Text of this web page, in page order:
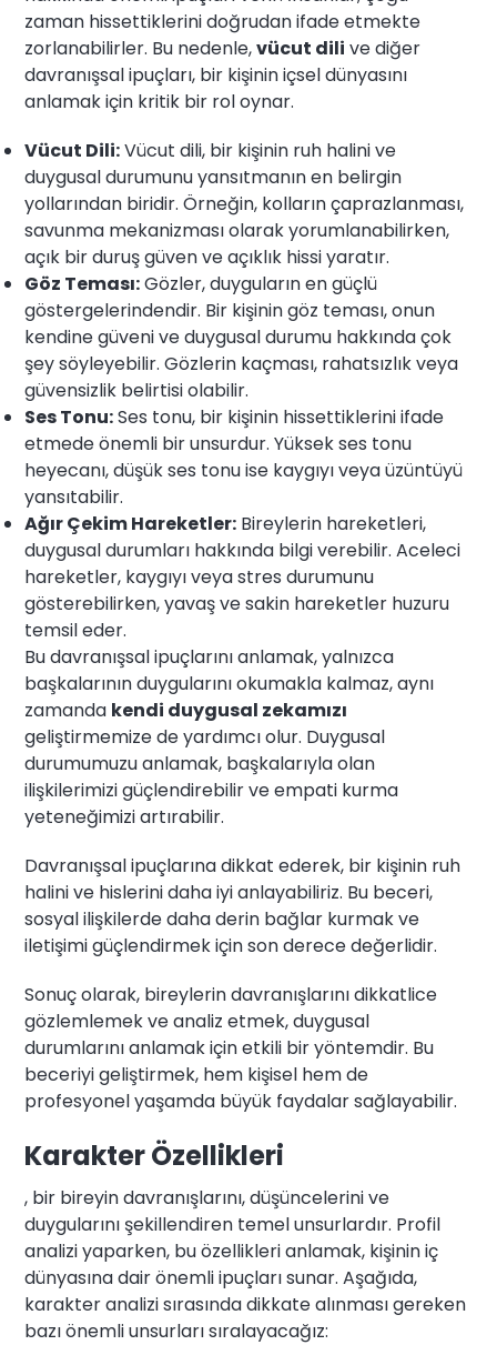
zaman hissettiklerini doğrudan ifade etmekte
zorlanabilirler. Bu nedenle,vücut dili ve diğer
davranışsal ipuçları, bir kişinin içsel dünyasını
anlamak için kritik bir rol oynar.
Vücut Dili:Vücut dili, bir kişinin ruh halini ve
duygusal durumunu yansıtmanın en belirgin
yollarından biridir. Örneğin, kolların çaprazlanması,
savunma mekanizması olarak yorumlanabilirken,
açık bir duruş güven ve açıklık hissi yaratır.
Göz Teması:Gözler, duyguların en güçlü
göstergelerindendir. Bir kişinin göz teması, onun
kendine güveni ve duygusal durumu hakkında çok
şey söyleyebilir. Gözlerin kaçması, rahatsızlık veya
güvensizlik belirtisi olabilir.
Ses Tonu:Ses tonu, bir kişinin hissettiklerini ifade
etmede önemli bir unsurdur. Yüksek ses tonu
heyecanı, düşük ses tonu ise kaygıyı veya üzüntüyü
yansıtabilir.
Ağır Çekim Hareketler: Bireylerin hareketleri,
duygusal durumları hakkında bilgi verebilir. Aceleci
hareketler, kaygıyı veya stres durumunu
gösterebilirken, yavaş ve sakin hareketler huzuru
temsil eder.
Bu davranışsal ipuçlarını anlamak, yalnızca
başkalarının duygularını okumakla kalmaz, aynı
zamanda kendi duygusal zekamızı
geliştirmemize de yardımcı olur. Duygusal
durumumuzu anlamak, başkalarıyla olan
ilişkilerimizi güçlendirebilir ve empati kurma
yeteneğimizi artırabilir.
Davranışsal ipuçlarına dikkat ederek, bir kişinin ruh
halini ve hislerini daha iyi anlayabiliriz. Bu beceri,
sosyal ilişkilerde daha derin bağlar kurmak ve
iletişimi güçlendirmek için son derece değerlidir.
Sonuç olarak, bireylerin davranışlarını dikkatlice
gözlemlemek ve analiz etmek, duygusal
durumlarını anlamak için etkili bir yöntemdir. Bu
beceriyi geliştirmek, hem kişisel hem de
profesyonel yaşamda büyük faydalar sağlayabilir.
Karakter Özellikleri
, bir bireyin davranışlarını, düşüncelerini ve
duygularını şekillendiren temel unsurlardır. Profil
analizi yaparken, bu özellikleri anlamak, kişinin iç
dünyasına dair önemli ipuçları sunar. Aşağıda,
karakter analizi sırasında dikkate alınması gereken
bazı önemli unsurları sıralayacağız: